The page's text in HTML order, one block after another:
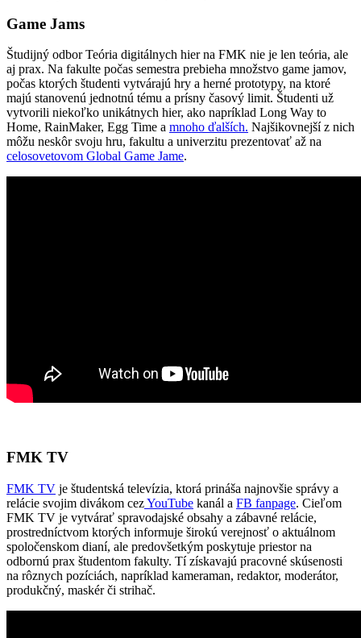
Game Jams
Študijný odbor Teória digitálnych hier na FMK nie je len teória, ale
aj prax. Na fakulte počas semestra prebieha množstvo game jamov,
počas ktorých študenti vytvárajú hry a herné prototypy, na ktoré
majú stanovenú jednotnú tému a prísny časový limit. Študenti už
vytvorili niekoľko unikátnych hier, ako napríklad Long Way to
Home, RainMaker, Egg Time a mnoho ďalších. Najšikovnejší z nich
môžu neskôr svoju hru, fakultu a univerzitu prezentovať až na
celosovetovom Global Game Jame.
FMK TV
FMK TV je študentská televízia, ktorá prináša najnovšie správy a
relácie svojim divákom cezYouTube kanál a FB fanpage. Cieľom
FMK TV je vytvárať spravodajské obsahy a zábavné relácie,
prostredníctvom ktorých informuje širokú verejnosť o aktuálnom
spoločenskom dianí, ale predovšetkým poskytuje priestor na
odbornú prax študentom fakulty. Tí získavajú pracovné skúsenosti
na rôznych pozíciách, napríklad kameraman, redaktor, moderátor,
produkčný, maskér či strihač.